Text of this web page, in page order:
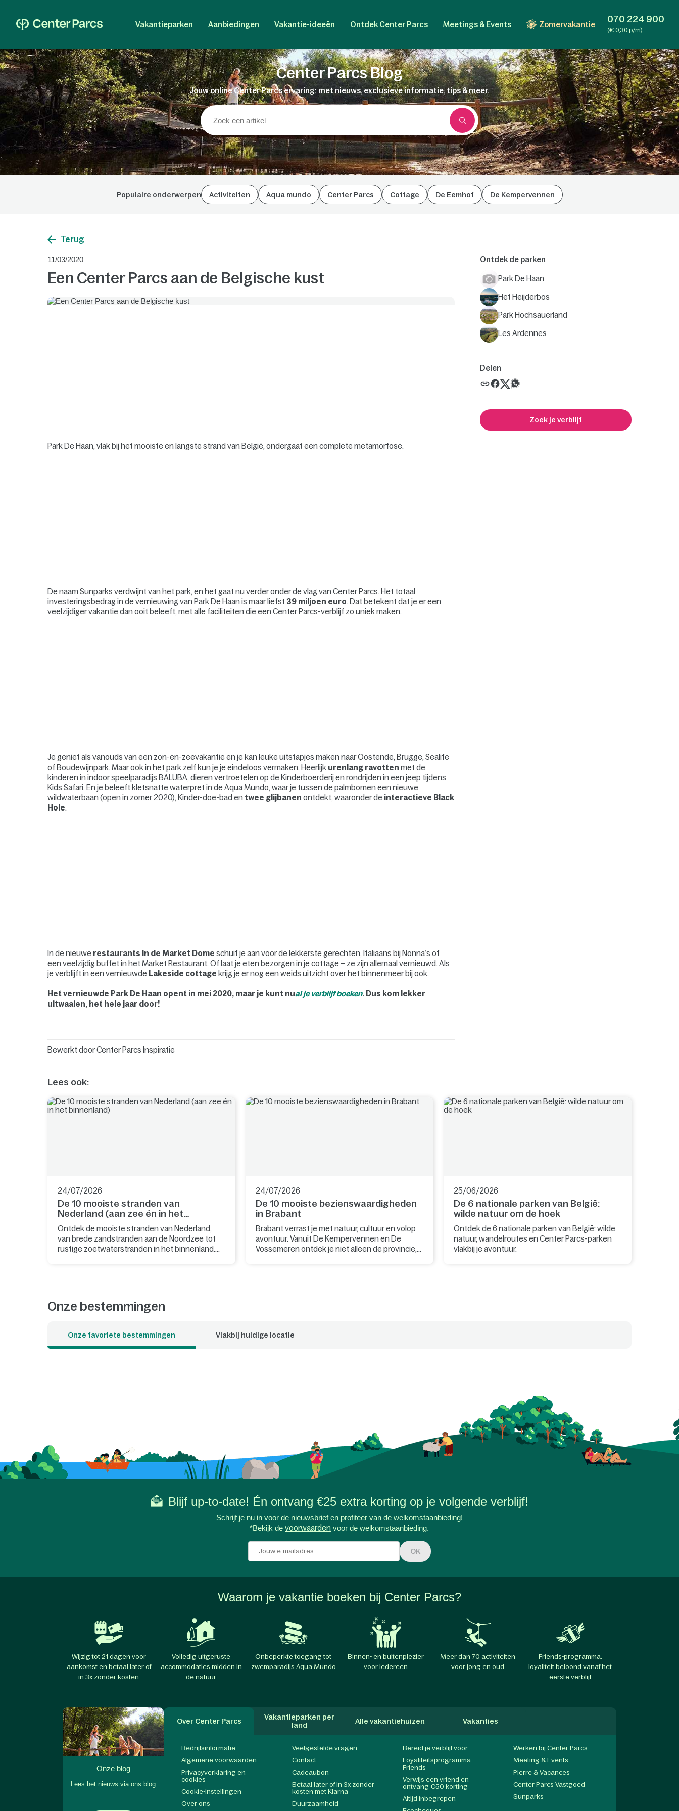
Vakantieparken Aanbiedingen Vakantie-ideeën Ontdek Center Parcs Meetings & Events Zomervakantie 070 224 900
(€ 0,30 p/m)
Center Parcs Blog
Jouw online Center Parcs ervaring: met nieuws, exclusieve informatie, tips & meer.
Populaire onderwerpen Activiteiten Aqua mundo Center Parcs Cottage De Eemhof De Kempervennen
Terug
11/03/2020
Een Center Parcs aan de Belgische kust
Park De Haan, vlak bij het mooiste en langste strand van België, ondergaat een complete metamorfose.
De naam Sunparks verdwijnt van het park, en het gaat nu verder onder de vlag van Center Parcs. Het totaal
investeringsbedrag in de vernieuwing van Park De Haan is maar liefst39 miljoen euro. Dat betekent dat je er een
veelzijdiger vakantie dan ooit beleeft, met alle faciliteiten die een Center Parcs-verblijf zo uniek maken.
Je geniet als vanouds van een zon-en-zeevakantie en je kan leuke uitstapjes maken naar Oostende, Brugge, Sealife
of Boudewijnpark. Maar ook in het park zelf kun je je eindeloos vermaken. Heerlijk urenlang ravottenmet de
kinderen in indoor speelparadijs BALUBA, dieren vertroetelen op de Kinderboerderij en rondrijden in een jeep tijdens
Kids Safari. En je beleeft kletsnatte waterpret in de Aqua Mundo, waar je tussen de palmbomen een nieuwe
wildwaterbaan (open in zomer 2020), Kinder-doe-bad en twee glijbanenontdekt, waaronder de interactieve Black
Hole.
In de nieuwe restaurants in de Market Domeschuif je aan voor de lekkerste gerechten, Italiaans bij Nonna’s of
een veelzijdig buffet in het Market Restaurant. Of laat je eten bezorgen in je cottage – ze zijn allemaal vernieuwd. Als
je verblijft in een vernieuwde Lakeside cottage krijg je er nog een weids uitzicht over het binnenmeer bij ook.
Het vernieuwde Park De Haan opent in mei 2020, maar je kunt nual je verblijf boeken. Dus kom lekker
uitwaaien, het hele jaar door!
Bewerkt doorCenter Parcs Inspiratie
Ontdek de parken
Park De Haan
Het Heijderbos
Park Hochsauerland
Les Ardennes
Delen
Zoek je verblijf
Lees ook:
24/07/2026
De 10 mooiste stranden van
Nederland (aan zee én in het
binnenland)
Ontdek de mooiste stranden van Nederland,
van brede zandstranden aan de Noordzee tot
rustige zoetwaterstranden in het binnenland.
cottage uitstapt.
24/07/2026
De 10 mooiste bezienswaardigheden
in Brabant
Brabant verrast je met natuur, cultuur en volop
avontuur. Vanuit De Kempervennen en De
Vossemeren ontdek je niet alleen de provincie,
25/06/2026
De 6 nationale parken van België:
wilde natuur om de hoek
Ontdek de 6 nationale parken van België: wilde
natuur, wandelroutes en Center Parcs-parken
vlakbij je avontuur.
Onze bestemmingen
Onze favoriete bestemmingen Vlakbij huidige locatie
Blijf up-to-date! Én ontvang €25 extra korting op je volgende verblijf!
Schrijf je nu in voor de nieuwsbrief en profiteer van de welkomstaanbieding!
*Bekijk devoorwaarden voor de welkomstaanbieding.
OK
Waarom je vakantie boeken bij Center Parcs?
Wijzig tot 21 dagen voor
aankomst en betaal later of
in 3x zonder kosten
Volledig uitgeruste
accommodaties midden in
de natuur
Onbeperkte toegang tot
zwemparadijs Aqua Mundo
Binnen- en buitenplezier
voor iedereen
Meer dan 70 activiteiten
voor jong en oud
Friends-programma:
loyaliteit beloond vanaf het
eerste verblijf
Onze blog
Lees het nieuws via ons blog
Over Center Parcs
Vakantieparken per
land
Alle vakantiehuizen Vakanties
Bedrijfsinformatie
Algemene voorwaarden
Privacyverklaring en
cookies
Cookie-instellingen
Over ons
Veelgestelde vragen
Contact
Cadeaubon
Betaal later of in 3x zonder
kosten met Klarna
Duurzaamheid
Bereid je verblijf voor
Loyaliteitsprogramma
Friends
Verwijs een vriend en
ontvang €50 korting
Altijd inbegrepen
Werken bij Center Parcs
Meeting & Events
Pierre & Vacances
Center Parcs Vastgoed
Sunparks